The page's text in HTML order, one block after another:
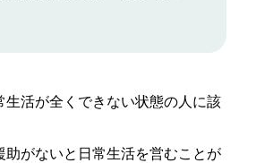
生活が全くできない状態の人に該
助がないと日常生活を営むことが